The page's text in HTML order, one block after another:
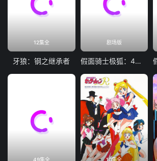
12集全
牙狼：钢之继承者
剧场版
假面骑士极狐：4位王者与黑狐
49集全 10集全